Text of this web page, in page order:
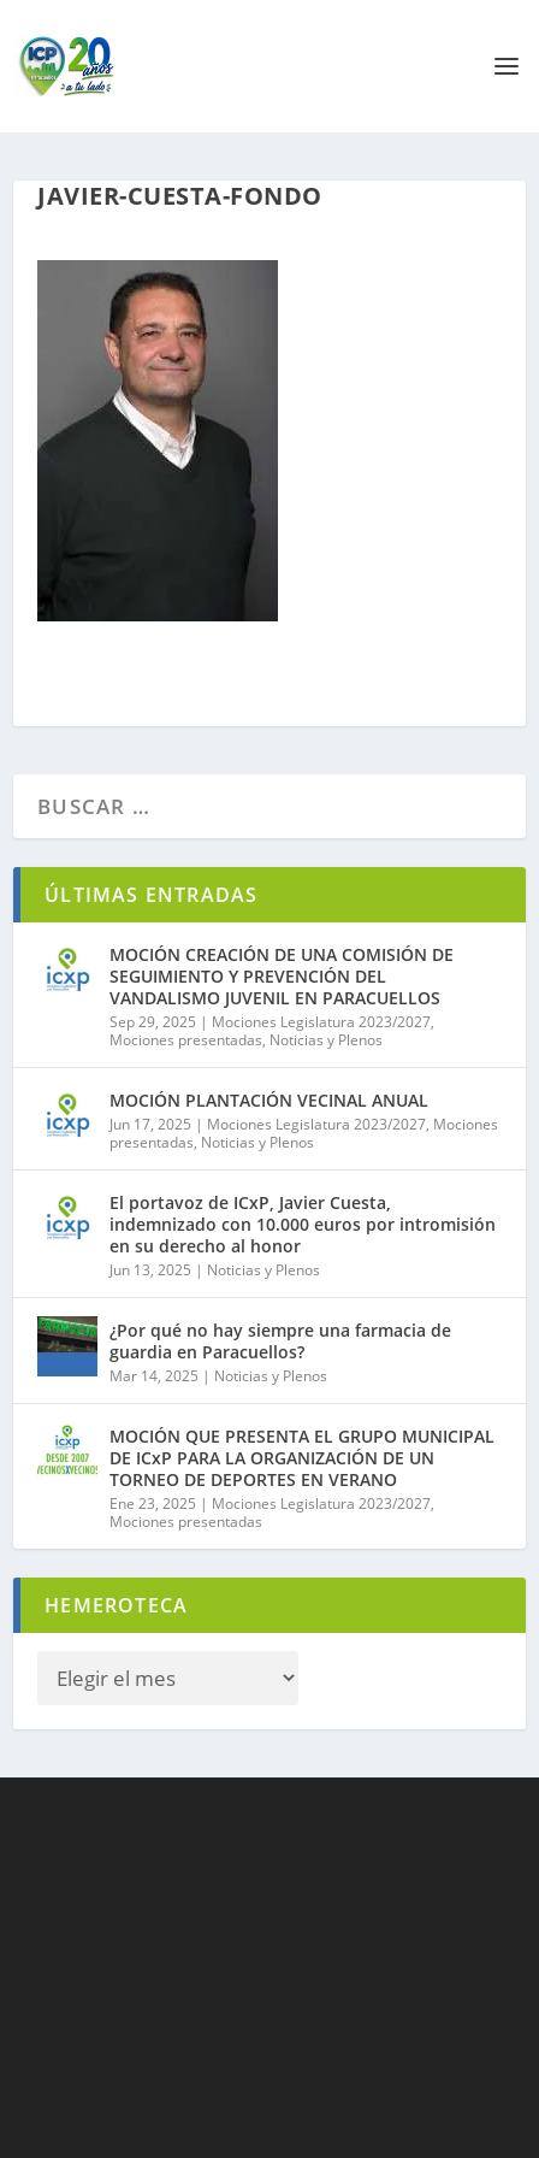
JAVIER-CUESTA-FONDO
ÚLTIMAS ENTRADAS
MOCIÓN CREACIÓN DE UNA COMISIÓN DE
SEGUIMIENTO Y PREVENCIÓN DEL
VANDALISMO JUVENIL EN PARACUELLOS
Sep 29, 2025 | Mociones Legislatura 2023/2027,
Mociones presentadas, Noticias y Plenos
MOCIÓN PLANTACIÓN VECINAL ANUAL
Jun 17, 2025 | Mociones Legislatura 2023/2027, Mociones
presentadas, Noticias y Plenos
El portavoz de ICxP, Javier Cuesta,
indemnizado con 10.000 euros por intromisión
en su derecho al honor
Jun 13, 2025 | Noticias y Plenos
¿Por qué no hay siempre una farmacia de
guardia en Paracuellos?
Mar 14, 2025 | Noticias y Plenos
MOCIÓN QUE PRESENTA EL GRUPO MUNICIPAL
DE ICxP PARA LA ORGANIZACIÓN DE UN
TORNEO DE DEPORTES EN VERANO
Ene 23, 2025 | Mociones Legislatura 2023/2027,
Mociones presentadas
HEMEROTECA